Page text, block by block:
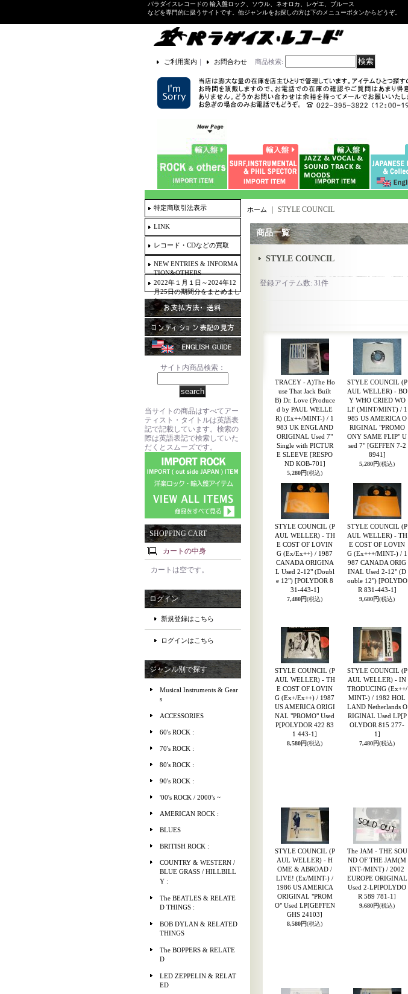
パラダイスレコードの 輸入盤ロック、ソウル、ネオロカ、レゲエ、ブルース
などを専門的に扱うサイトです。他ジャンルをお探しの方は下のメニューボタンからどうぞ。
ご利用案内 ｜ お問合わせ 商品検索:
特定商取引法表示
LINK
レコード・CDなどの買取
NEW ENTRIES & INFORMA
TION&OTHERS
2022年１月１日～2024年12
月25日の期間分をまとめまし
た。
サイト内商品検索：
当サイトの商品はすべてアー
ティスト・タイトルは英語表
記で記載しています。検索の
際は英語表記で検索していた
だくとスムーズです。
SHOPPING CART
カートの中身
カートは空です。
ログイン
新規登録はこちら
ログインはこちら
ジャンル別で探す
Musical Instruments & Gear
s
ACCESSORIES
60's ROCK :
70's ROCK :
80's ROCK :
90's ROCK :
'00's ROCK / 2000's ~
AMERICAN ROCK :
BLUES
BRITISH ROCK :
COUNTRY & WESTERN /
BLUE GRASS / HILLBILL
Y :
The BEATLES & RELATE
D THINGS :
BOB DYLAN & RELATED
THINGS
The BOPPERS & RELATE
D
LED ZEPPELIN & RELAT
ED
ホーム STYLE COUNCIL
商品一覧
STYLE COUNCIL
登録アイテム数:31件
TRACEY - A)The Ho
use That Jack Built
B) Dr. Love (Produce
d by PAUL WELLE
R) (Ex++/MINT-) / 1
983 UK ENGLAND
ORIGINAL Used 7"
Single with PICTUR
E SLEEVE [RESPO
ND KOB-701]
5,280円(税込)
STYLE COUNCIL (P
AUL WELLER) - BO
Y WHO CRIED WO
LF (MINT/MINT) / 1
985 US AMERICA O
RIGINAL "PROMO
ONY SAME FLIP" U
sed 7" [GEFFEN 7-2
8941]
5,280円(税込)
STYLE COUNCIL (P
AUL WELLER) - TH
E COST OF LOVIN
G (Ex/Ex++) / 1987
CANADA ORIGINA
L Used 2-12" (Doubl
e 12") [POLYDOR 8
31-443-1]
7,480円(税込)
STYLE COUNCIL (P
AUL WELLER) - TH
E COST OF LOVIN
G (Ex+++/MINT-) / 1
987 CANADA ORIG
INAL Used 2-12" (D
ouble 12") [POLYDO
R 831-443-1]
9,680円(税込)
STYLE COUNCIL (P
AUL WELLER) - TH
E COST OF LOVIN
G (Ex+/Ex++) / 1987
US AMERICA ORIGI
NAL "PROMO" Used
P[POLYDOR 422 83
1 443-1]
8,580円(税込)
STYLE COUNCIL (P
AUL WELLER) - IN
TRODUCING (Ex++/
MINT-) / 1982 HOL
LAND Netherlands O
RIGINAL Used LP[P
OLYDOR 815 277-
1]
7,480円(税込)
STYLE COUNCIL (P
AUL WELLER) - H
OME & ABROAD /
LIVE! (Ex/MINT-) /
1986 US AMERICA
ORIGINAL "PROM
O" Used LP[GEFFEN
GHS 24103]
8,580円(税込)
The JAM - THE SOU
ND OF THE JAM(M
INT-/MINT) / 2002
EUROPE ORIGINAL
Used 2-LP[POLYDO
R 589 781-1]
9,680円(税込)